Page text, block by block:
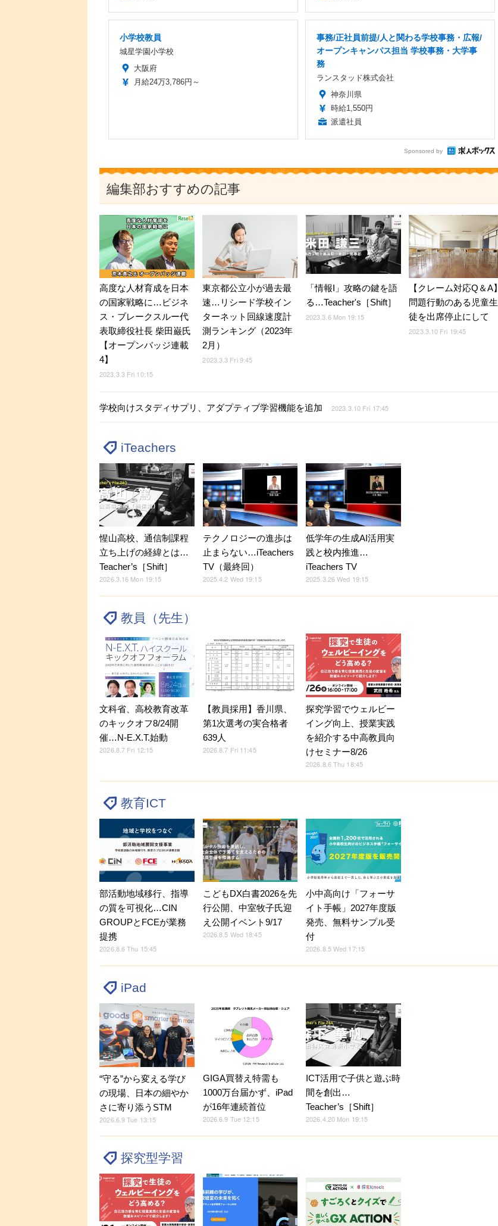
小学校教員
城星学園小学校
大阪府
月給24万3,786円～
事務/正社員前提/人と関わる学校事務・広報/
オープンキャンパス担当 学校事務・大学事
務
ランスタッド株式会社
神奈川県
時給1,550円
派遣社員
Sponsored by
編集部おすすめの記事
高度な人材育成を日本
の国家戦略に…ビジネ
ス・ブレークスルー代
表取締役社長 柴田巌氏
【オープンバッジ連載
4】
2023.3.3 Fri 10:15
東京都公立小が過去最
速…リシード学校イン
ターネット回線速度計
測ランキング（2023年
2月）
2023.3.3 Fri 9:45
「情報I」攻略の鍵を語
る…Teacher's［Shift］
2023.3.6 Mon 19:15
【クレーム対応Q＆A】
問題行動のある児童生
徒を出席停止にして
2023.3.10 Fri 19:45
学校向けスタディサプリ、アダプティブ学習機能を追加 2023.3.10 Fri 17:45
iTeachers
惺山高校、通信制課程
立ち上げの経緯とは…
Teacher’s［Shift］
2026.3.16 Mon 19:15
テクノロジーの進歩は
止まらない…iTeachers
TV（最終回）
2025.4.2 Wed 19:15
低学年の生成AI活用実
践と校内推進…
iTeachers TV
2025.3.26 Wed 19:15
教員（先生）
文科省、高校教育改革
のキックオフ8/24開
催…N-E.X.T.始動
2026.8.7 Fri 12:15
【教員採用】香川県、
第1次選考の実合格者
639人
2026.8.7 Fri 11:45
探究学習でウェルビー
イング向上、授業実践
を紹介する中高教員向
けセミナー8/26
2026.8.6 Thu 18:45
教育ICT
部活動地域移行、指導
の質を可視化…CIN
GROUPとFCEが業務
提携
2026.8.6 Thu 15:45
こどもDX白書2026を先
行公開、中室牧子氏迎
え公開イベント9/17
2026.8.5 Wed 18:45
小中高向け「フォーサ
イト手帳」2027年度版
発売、無料サンプル受
付
2026.8.5 Wed 17:15
iPad
“守る”から変える学び
の現場、日本の細やか
さに寄り添うSTM
2026.6.9 Tue 13:15
GIGA買替え特需も
1000万台届かず、iPad
が16年連続首位
2026.6.9 Tue 12:15
ICT活用で子供と遊ぶ時
間を創出…
Teacher’s［Shift］
2026.4.20 Mon 19:15
探究型学習